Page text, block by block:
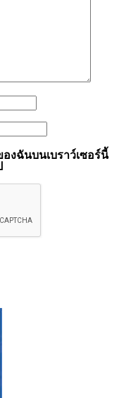
งฉันบนเบราว์เซอร์นี้